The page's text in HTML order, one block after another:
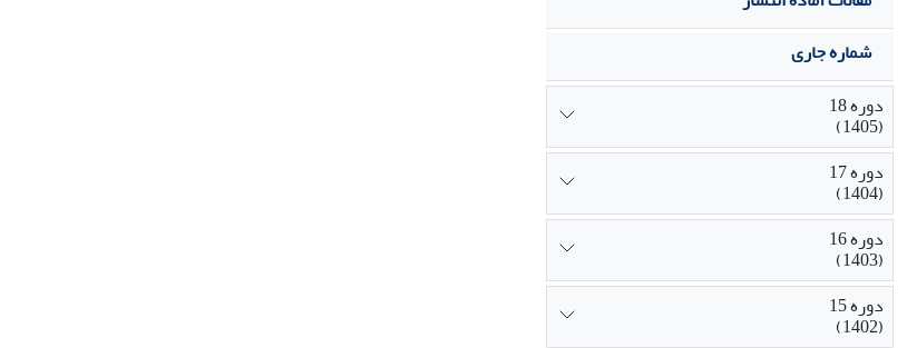
شماره جاری
دوره 18
(1405)
دوره 17
(1404)
دوره 16
(1403)
دوره 15
(1402)